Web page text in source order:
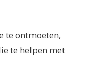
te ontmoeten,
te helpen met